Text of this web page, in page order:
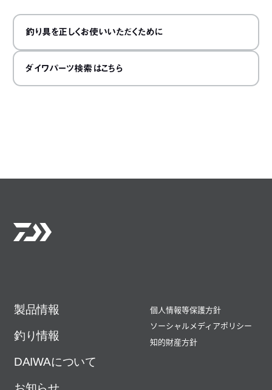
釣り具を正しくお使いいただくために
ダイワパーツ検索はこちら
製品情報
釣り情報
DAIWAについて
個人情報等保護方針
ソーシャルメディアポリシー
知的財産方針